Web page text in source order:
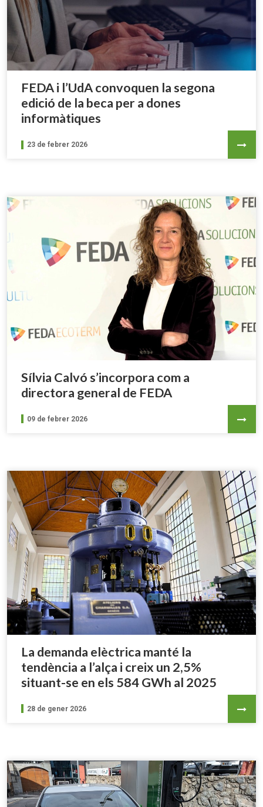
FEDA i l’UdA convoquen la segona
edició de la beca per a dones
informàtiques
23 de febrer 2026
Sílvia Calvó s’incorpora com a
directora general de FEDA
09 de febrer 2026
La demanda elèctrica manté la
tendència a l’alça i creix un 2,5%
situant-se en els 584 GWh al 2025
28 de gener 2026